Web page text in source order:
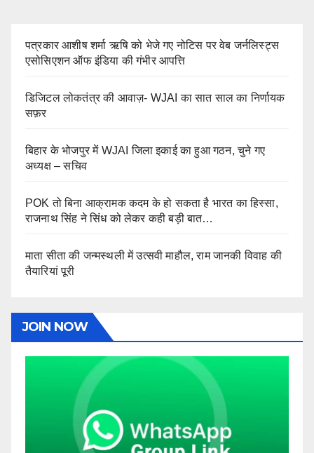
पत्रकार आशीष शर्मा ऋषि को भेजे गए नोटिस पर वेब जर्नलिस्ट्स
एसोसिएशन ऑफ इंडिया की गंभीर आपत्ति
डिजिटल लोकतंत्र की आवाज़- WJAI का सात साल का निर्णायक
सफ़र
बिहार के भोजपुर में WJAI जिला इकाई का हुआ गठन, चुने गए
अध्यक्ष – सचिव
POK तो बिना आक्रामक कदम के हो सकता है भारत का हिस्सा,
राजनाथ सिंह ने सिंध को लेकर कही बड़ी बात…
माता सीता की जन्मस्थली में उत्सवी माहौल, राम जानकी विवाह की
तैयारियां पूरी
JOIN NOW